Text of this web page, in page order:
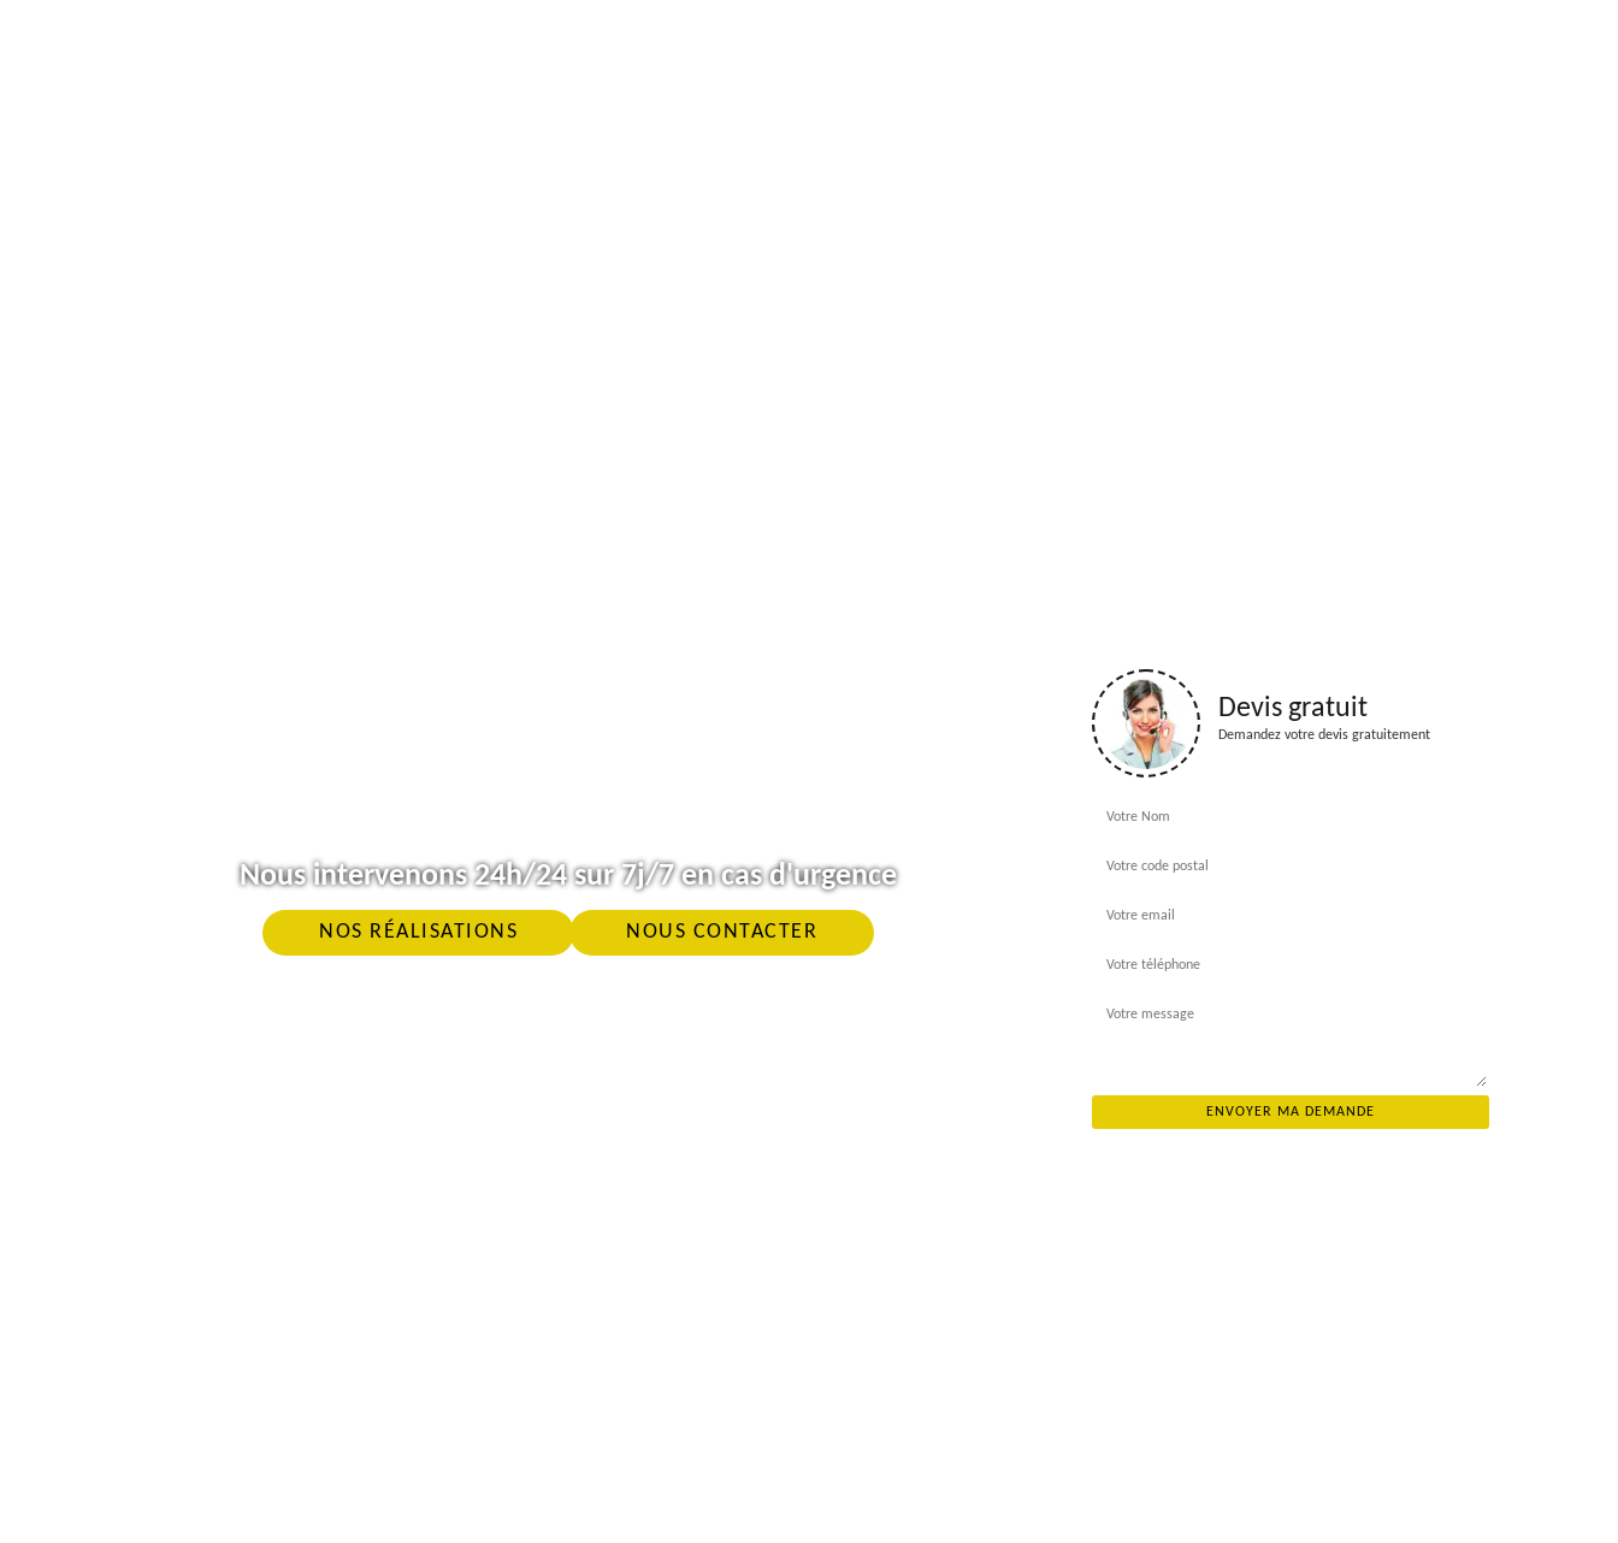
Nous intervenons 24h/24 sur 7j/7 en cas d'urgence
NOS RÉALISATIONS NOUS CONTACTER
Devis gratuit
Demandez votre devis gratuitement